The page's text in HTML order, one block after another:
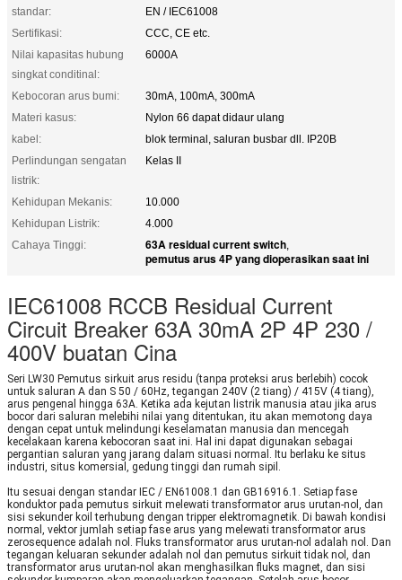
standar:
EN / IEC61008
Sertifikasi:
CCC, CE etc.
Nilai kapasitas hubung
singkat conditinal:
6000A
Kebocoran arus bumi:
30mA, 100mA, 300mA
Materi kasus:
Nylon 66 dapat didaur ulang
kabel:
blok terminal, saluran busbar dll. IP20B
Perlindungan sengatan
listrik:
Kelas II
Kehidupan Mekanis:
10.000
Kehidupan Listrik:
4.000
Cahaya Tinggi:
63A residual current switch,
pemutus arus 4P yang dioperasikan saat ini
IEC61008 RCCB Residual Current
Circuit Breaker 63A 30mA 2P 4P 230 /
400V buatan Cina
Seri LW30 Pemutus sirkuit arus residu (tanpa proteksi arus berlebih) cocok
untuk saluran A dan S 50 / 60Hz, tegangan 240V (2 tiang) / 415V (4 tiang),
arus pengenal hingga 63A. Ketika ada kejutan listrik manusia atau jika arus
bocor dari saluran melebihi nilai yang ditentukan, itu akan memotong daya
dengan cepat untuk melindungi keselamatan manusia dan mencegah
kecelakaan karena kebocoran saat ini. Hal ini dapat digunakan sebagai
pergantian saluran yang jarang dalam situasi normal. Itu berlaku ke situs
industri, situs komersial, gedung tinggi dan rumah sipil.
Itu sesuai dengan standar IEC / EN61008.1 dan GB16916.1. Setiap fase
konduktor pada pemutus sirkuit melewati transformator arus urutan-nol, dan
sisi sekunder koil terhubung dengan tripper elektromagnetik. Di bawah kondisi
normal, vektor jumlah setiap fase arus yang melewati transformator arus
zerosequence adalah nol. Fluks transformator arus urutan-nol adalah nol. Dan
tegangan keluaran sekunder adalah nol dan pemutus sirkuit tidak nol, dan
transformator arus urutan-nol akan menghasilkan fluks magnet, dan sisi